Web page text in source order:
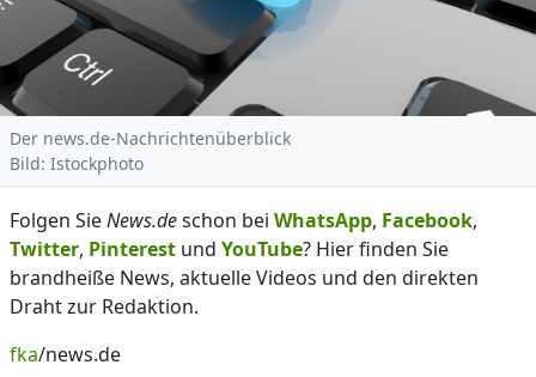
Der news.de-Nachrichtenüberblick
Bild: Istockphoto
Folgen SieNews.deschon bei WhatsApp, Facebook,
Twitter, Pinterest und YouTube? Hier finden Sie
brandheiße News, aktuelle Videos und den direkten
Draht zur Redaktion.
fka/news.de